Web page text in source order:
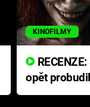
KINOFILMY
opět
přichází s